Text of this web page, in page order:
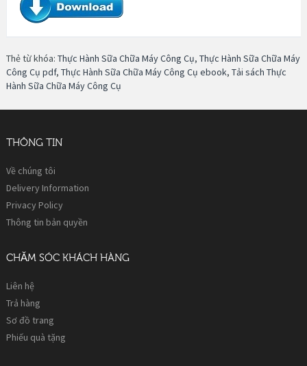
Thẻ từ khóa: Thực Hành Sữa Chữa Máy Công Cụ, Thực Hành Sữa Chữa Máy
Công Cụ pdf, Thực Hành Sữa Chữa Máy Công Cụ ebook, Tải sách Thực
Hành Sữa Chữa Máy Công Cụ
THÔNG TIN
Về chúng tôi
Delivery Information
Privacy Policy
Thông tin bản quyền
CHĂM SÓC KHÁCH HÀNG
Liên hệ
Trả hàng
Sơ đồ trang
Phiếu quà tặng